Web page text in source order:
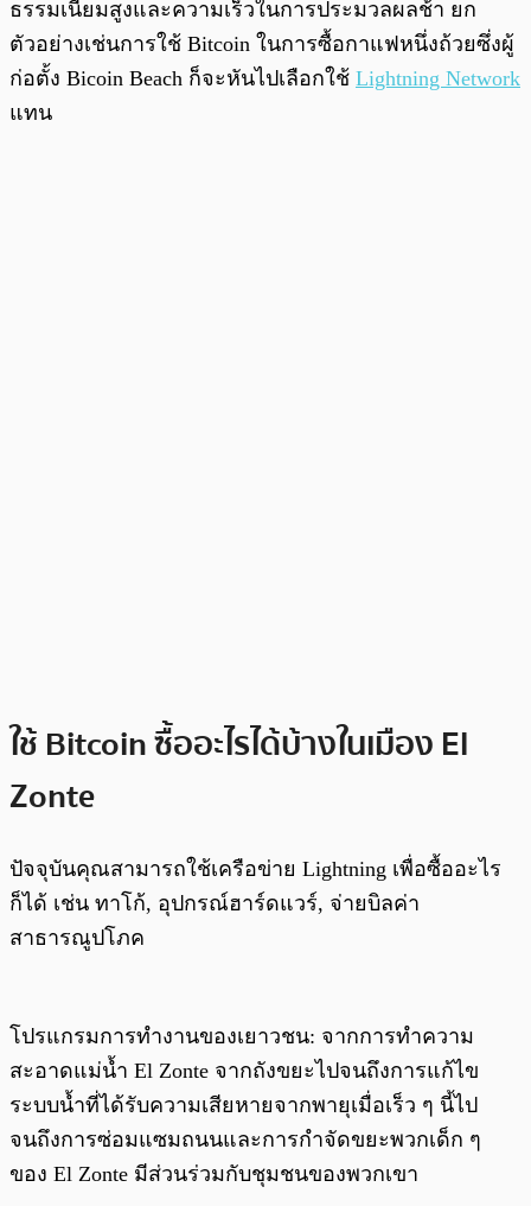
ธรรมเนียมสูงและความเร็วในการประมวลผลช้า ยก
ตัวอย่างเช่นการใช้ Bitcoin ในการซื้อกาแฟหนึ่งถ้วยซึ่งผู้
ก่อตั้ง Bicoin Beach ก็จะหันไปเลือกใช้ Lightning Network
แทน
ใช้ Bitcoin ซื้ออะไรได้บ้างในเมือง El
Zonte
ปัจจุบันคุณสามารถใช้เครือข่าย Lightning เพื่อซื้ออะไร
ก็ได้ เช่น ทาโก้, อุปกรณ์ฮาร์ดแวร์, จ่ายบิลค่า
สาธารณูปโภค
โปรแกรมการทำงานของเยาวชน: จากการทำความ
สะอาดแม่น้ำ El Zonte จากถังขยะไปจนถึงการแก้ไข
ระบบน้ำที่ได้รับความเสียหายจากพายุเมื่อเร็ว ๆ นี้ไป
จนถึงการซ่อมแซมถนนและการกำจัดขยะพวกเด็ก ๆ
ของ El Zonte มีส่วนร่วมกับชุมชนของพวกเขา